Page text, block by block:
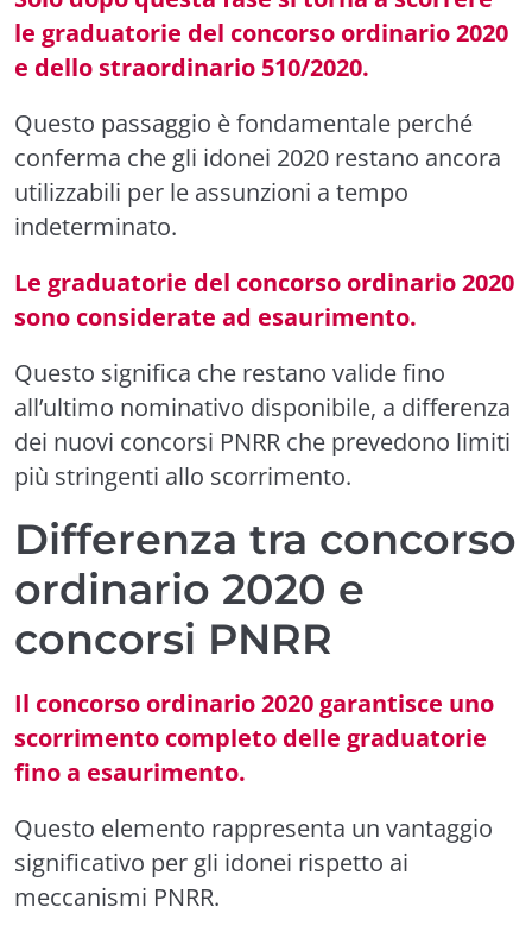
le graduatorie del concorso ordinario 2020
e dello straordinario 510/2020.
Questo passaggio è fondamentale perché
conferma che gli idonei 2020 restano ancora
utilizzabili per le assunzioni a tempo
indeterminato.
Le graduatorie del concorso ordinario 2020
sono considerate ad esaurimento.
Questo significa che restano valide fino
all’ultimo nominativo disponibile, a differenza
dei nuovi concorsi PNRR che prevedono limiti
più stringenti allo scorrimento.
Differenza tra concorso
ordinario 2020 e
concorsi PNRR
Il concorso ordinario 2020 garantisce uno
scorrimento completo delle graduatorie
fino a esaurimento.
Questo elemento rappresenta un vantaggio
significativo per gli idonei rispetto ai
meccanismi PNRR.